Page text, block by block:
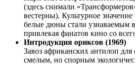
(здесь снимали
вестерны). Культурное
белые дюны стали узнаваемым
привлекая фанатов кино со
Интродукция ориксов (1969)
Завоз африканских антилоп
смелым, но спорным